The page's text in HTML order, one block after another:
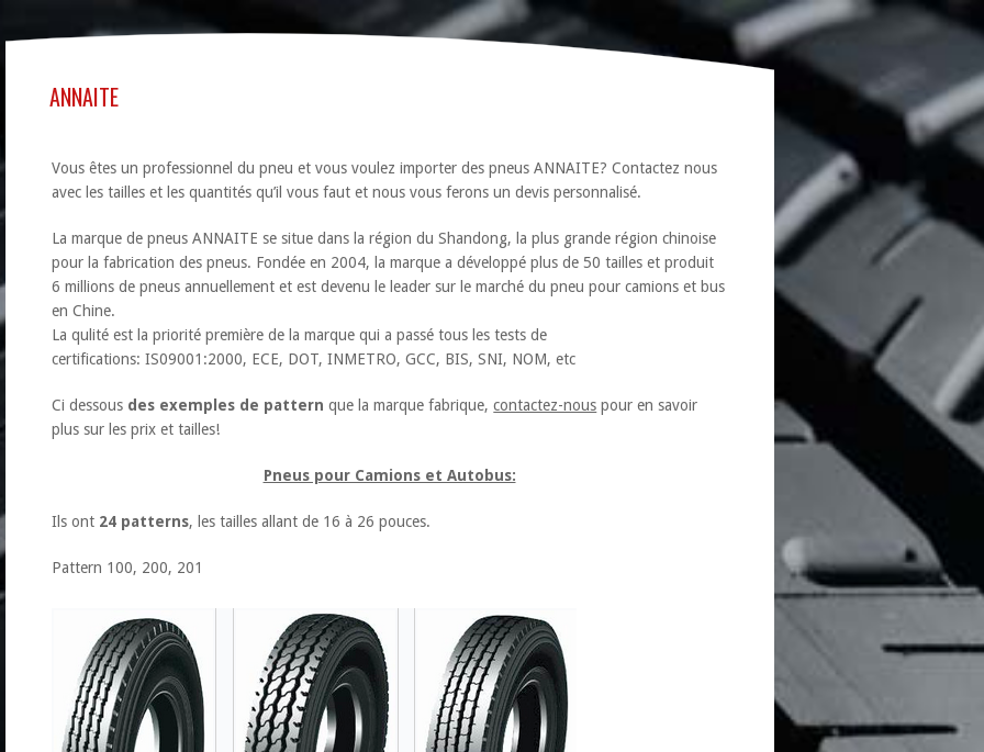
ANNAITE
Vous êtes un professionnel du pneu et vous voulez importer des pneus ANNAITE? Contactez nous
avec les tailles et les quantités qu’il vous faut et nous vous ferons un devis personnalisé.
La marque de pneus ANNAITE se situe dans la région du Shandong, la plus grande région chinoise
pour la fabrication des pneus. Fondée en 2004, la marque a développé plus de 50 tailles et produit
6 millions de pneus annuellement et est devenu le leader sur le marché du pneu pour camions et bus
en Chine.
La qulité est la priorité première de la marque qui a passé tous les tests de
certifications: IS09001:2000, ECE, DOT, INMETRO, GCC, BIS, SNI, NOM, etc
Ci dessous des exemples de pattern que la marque fabrique,contactez-nous pour en savoir
plus sur les prix et tailles!
Pneus pour Camions et Autobus:
Ils ont 24 patterns, les tailles allant de 16 à 26 pouces.
Pattern 100, 200, 201